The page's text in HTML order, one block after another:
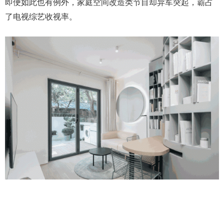
即便如此也有例外，家庭空间改造类节目却异军突起，霸占
了电视综艺收视率。